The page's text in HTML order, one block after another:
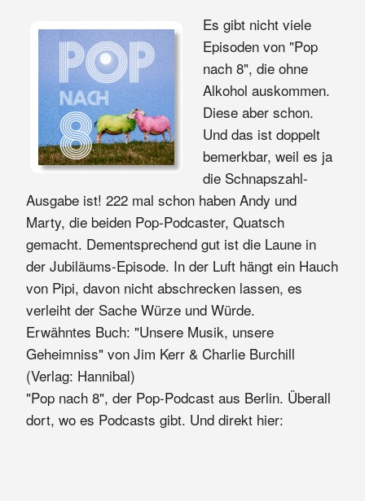
Es gibt nicht viele
Episoden von "Pop
nach 8", die ohne
Alkohol auskommen.
Diese aber schon.
Und das ist doppelt
bemerkbar, weil es ja
die Schnapszahl-
Ausgabe ist! 222 mal schon haben Andy und
Marty, die beiden Pop-Podcaster, Quatsch
gemacht. Dementsprechend gut ist die Laune in
der Jubiläums-Episode. In der Luft hängt ein Hauch
von Pipi, davon nicht abschrecken lassen, es
verleiht der Sache Würze und Würde.
Erwähntes Buch: "Unsere Musik, unsere
Geheimniss" von Jim Kerr & Charlie Burchill
(Verlag: Hannibal)
"Pop nach 8", der Pop-Podcast aus Berlin. Überall
dort, wo es Podcasts gibt. Und direkt hier: